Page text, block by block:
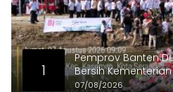
1
Pemprov Banten
Bersih
07/08/2026